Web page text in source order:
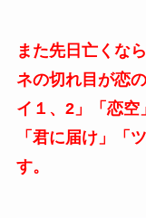
また先日亡くな
ネの切れ目が恋
イ１、2」「恋空
「君に届け」「
す。